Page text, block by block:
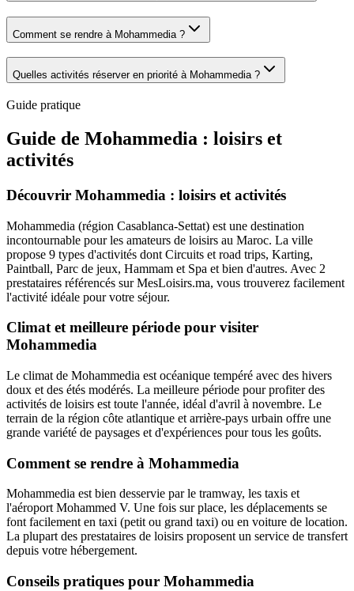
Comment se rendre à Mohammedia ?
Quelles activités réserver en priorité à Mohammedia ?
Guide pratique
Guide de Mohammedia : loisirs et
activités
Découvrir Mohammedia : loisirs et activités
Mohammedia (région Casablanca-Settat) est une destination
incontournable pour les amateurs de loisirs au Maroc. La ville
propose 9 types d'activités dont Circuits et road trips, Karting,
Paintball, Parc de jeux, Hammam et Spa et bien d'autres. Avec 2
prestataires référencés sur MesLoisirs.ma, vous trouverez facilement
l'activité idéale pour votre séjour.
Climat et meilleure période pour visiter
Mohammedia
Le climat de Mohammedia est océanique tempéré avec des hivers
doux et des étés modérés. La meilleure période pour profiter des
activités de loisirs est toute l'année, idéal d'avril à novembre. Le
terrain de la région côte atlantique et arrière-pays urbain offre une
grande variété de paysages et d'expériences pour tous les goûts.
Comment se rendre à Mohammedia
Mohammedia est bien desservie par le tramway, les taxis et
l'aéroport Mohammed V. Une fois sur place, les déplacements se
font facilement en taxi (petit ou grand taxi) ou en voiture de location.
La plupart des prestataires de loisirs proposent un service de transfert
depuis votre hébergement.
Conseils pratiques pour Mohammedia